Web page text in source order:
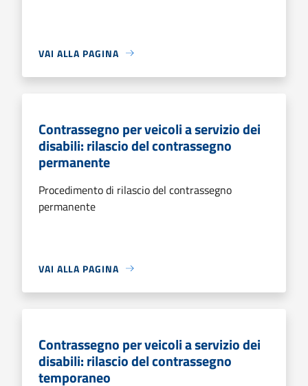
VAI ALLA PAGINA
Contrassegno per veicoli a servizio dei
disabili: rilascio del contrassegno
permanente
Procedimento di rilascio del contrassegno
permanente
VAI ALLA PAGINA
Contrassegno per veicoli a servizio dei
disabili: rilascio del contrassegno
temporaneo